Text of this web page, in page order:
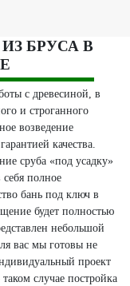
БРУСА В
с древесиной, в
и строганного
возведение
качества.
сруба «под усадку»
полное
бань под ключ в
будет полностью
небольшой
вас мы готовы не
проект
случае постройка